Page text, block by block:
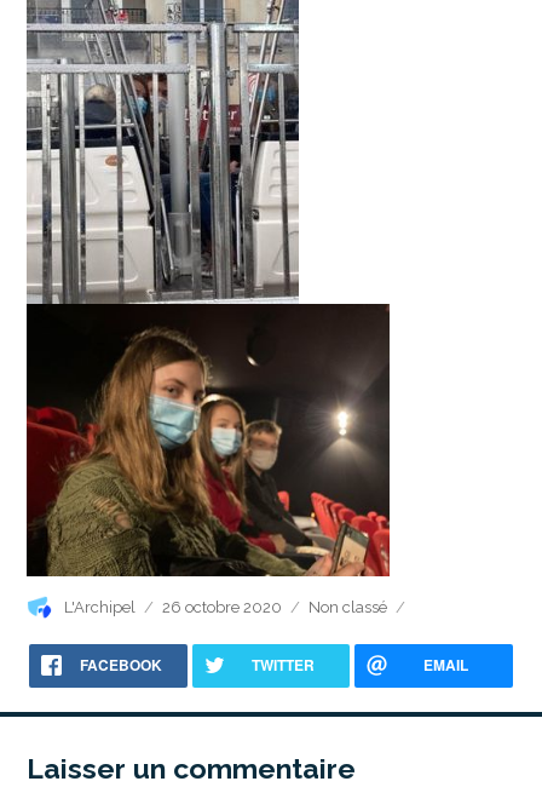
Auteur
L'Archipel
Publié
26 octobre 2020 Catégories
Non classé
FACEBOOK TWITTER EMAIL
Laisser un commentaire